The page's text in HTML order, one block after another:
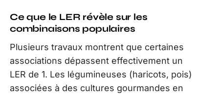
Ce que le LER révèle sur les
combinaisons populaires
Plusieurs travaux montrent que certaines
associations dépassent effectivement un
LER de 1. Les légumineuses (haricots, pois)
associées à des cultures gourmandes en